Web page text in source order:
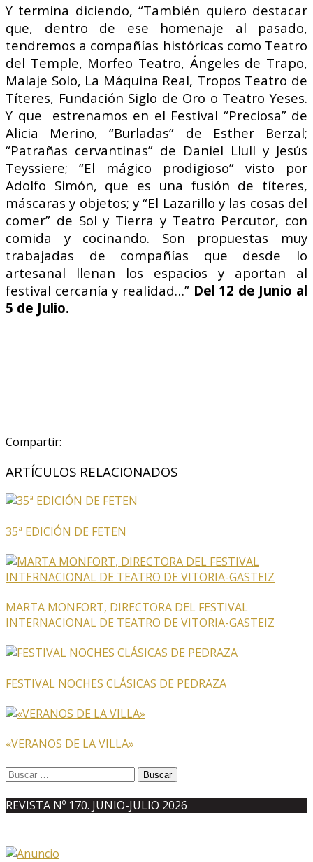
Y termina diciendo, “También quiero destacar
que, dentro de ese homenaje al pasado,
tendremos a compañías históricas como Teatro
del Temple, Morfeo Teatro, Ángeles de Trapo,
Malaje Solo, La Máquina Real, Tropos Teatro de
Títeres, Fundación Siglo de Oro o Teatro Yeses.
Y que estrenamos en el Festival “Preciosa” de
Alicia Merino, “Burladas” de Esther Berzal;
“Patrañas cervantinas” de Daniel Llull y Jesús
Teyssiere; “El mágico prodigioso” visto por
Adolfo Simón, que es una fusión de títeres,
máscaras y objetos; y “El Lazarillo y las cosas del
comer” de Sol y Tierra y Teatro Percutor, con
comida y cocinando. Son propuestas muy
trabajadas de compañías que desde lo
artesanal llenan los espacios y aportan al
festival cercanía y realidad…” Del 12 de Junio al
5 de Julio.
Compartir:
ARTÍCULOS RELACIONADOS
35ª EDICIÓN DE FETEN
MARTA MONFORT, DIRECTORA DEL FESTIVAL
INTERNACIONAL DE TEATRO DE VITORIA-GASTEIZ
FESTIVAL NOCHES CLÁSICAS DE PEDRAZA
«VERANOS DE LA VILLA»
Buscar:
REVISTA Nº 170. JUNIO-JULIO 2026